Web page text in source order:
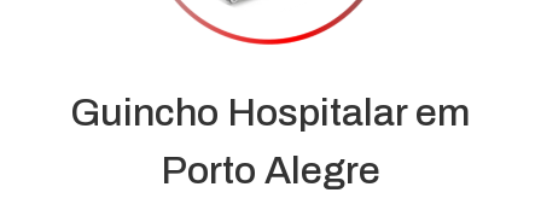
Guincho Hospitalar em
Porto Alegre